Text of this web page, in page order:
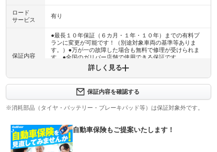
ロード
サービス
有り
保証内容
●最長１０年保証（６カ月・１年・１０年）までの有料プ
ランに変更が可能です！（別途対象車両の基準等ありま
す。）●万が一の故障した場合も無料で修理が受けられま
す。●全国のガリバー店舗で使用できる保証です。
保証項目
１エンジン機構 ２動力伝達機構 ３ブレーキ機構 ４ス
テアリング機構 ５前後アクスル機構 ６電子制御機構
修理回数 無制限
詳しく見る
保証内容を確認する
※消耗部品（タイヤ・バッテリー・ブレーキパッド等）は保証対象外です。
自動車保険もご提案いたします！